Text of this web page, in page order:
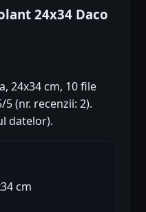
24x34 Daco
24x34 cm, 10 file
(nr. recenzii: 2).
datelor).
cm